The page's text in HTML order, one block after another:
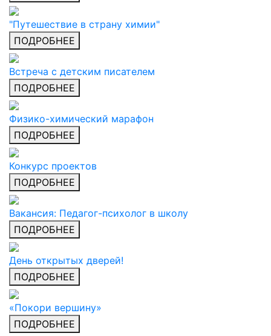
"Путешествие в страну химии"
ПОДРОБНЕЕ
Встреча с детским писателем
ПОДРОБНЕЕ
Физико-химический марафон
ПОДРОБНЕЕ
Конкурс проектов
ПОДРОБНЕЕ
Вакансия: Педагог-психолог в школу
ПОДРОБНЕЕ
День открытых дверей!
ПОДРОБНЕЕ
«Покори вершину»
ПОДРОБНЕЕ